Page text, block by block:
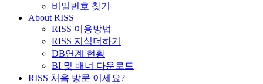
비밀번호 찾기
About RISS
RISS 이용방법
RISS 지식더하기
DB연계 현황
BI 및 배너 다운로드
RISS 처음 방문 이세요?